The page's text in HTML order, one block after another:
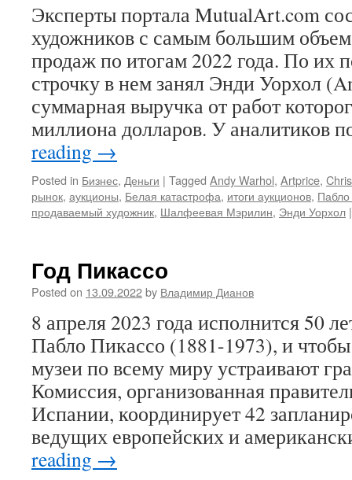
Эксперты портала MutualArt.com
художников с самым большим
продаж по итогам 2022 года. По их
строчку в нем занял Энди Уорхол
суммарная выручка от работ
миллиона долларов. У аналитиков
reading →
Posted in Бизнес, Деньги | Tagged Andy Warhol, Artprice,
рынок, аукционы, Белая катастрофа, итоги аукционов,
продаваемый художник, Шалфеевая Мэрилин, Энди Уорхол |
Год Пикассо
Posted on 13.09.2022by Владимир Дианов
8 апреля 2023 года исполнится 50
Пабло Пикассо (1881-1973), и чтобы
музеи по всему миру устраивают
Комиссия, организованная
Испании, координирует 42
ведущих европейских и
reading →